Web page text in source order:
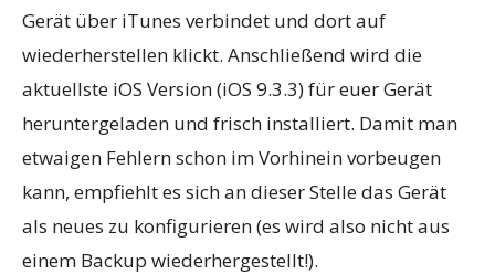
Gerät über iTunes verbindet und dort auf
wiederherstellen klickt. Anschließend wird die
aktuellste iOS Version (iOS 9.3.3) für euer Gerät
heruntergeladen und frisch installiert. Damit man
etwaigen Fehlern schon im Vorhinein vorbeugen
kann, empfiehlt es sich an dieser Stelle das Gerät
als neues zu konfigurieren (es wird also nicht aus
einem Backup wiederhergestellt!).